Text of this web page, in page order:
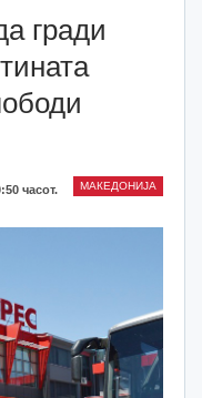
гради
МАКЕДОНИЈА
часот.